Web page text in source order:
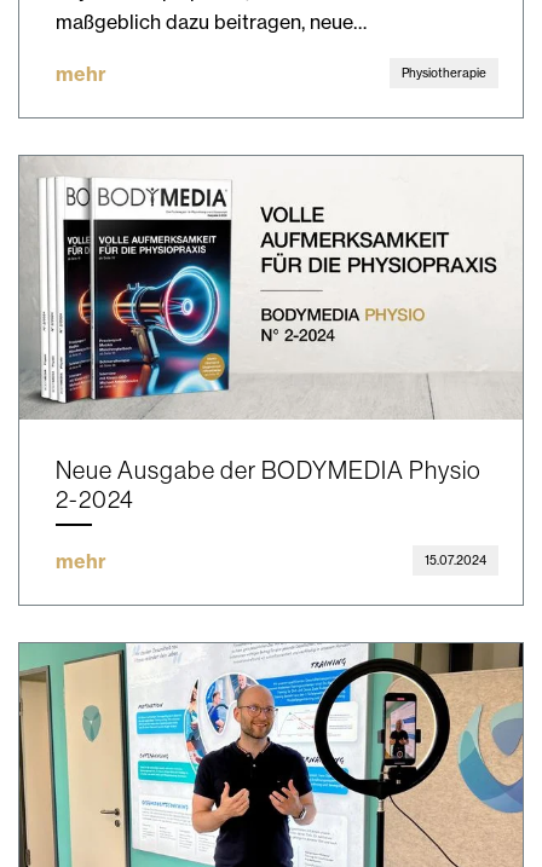
maßgeblich dazu beitragen, neue…
mehr Physiotherapie
Neue Ausgabe der BODYMEDIA Physio
2-2024
mehr 15.07.2024